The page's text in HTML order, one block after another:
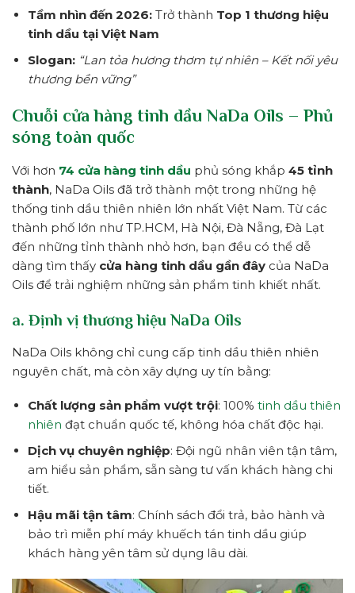
Tầm nhìn đến 2026:Trở thành Top 1 thương hiệu
tinh dầu tại Việt Nam
Slogan: “Lan tỏa hương thơm tự nhiên – Kết nối yêu
thương bền vững”
Chuỗi cửa hàng tinh dầu NaDa Oils – Phủ
sóng toàn quốc
Với hơn 74 cửa hàng tinh dầu phủ sóng khắp 45 tỉnh
thành, NaDa Oils đã trở thành một trong những hệ
thống tinh dầu thiên nhiên lớn nhất Việt Nam. Từ các
thành phố lớn như TP.HCM, Hà Nội, Đà Nẵng, Đà Lạt
đến những tỉnh thành nhỏ hơn, bạn đều có thể dễ
dàng tìm thấy cửa hàng tinh dầu gần đây của NaDa
Oils để trải nghiệm những sản phẩm tinh khiết nhất.
a. Định vị thương hiệu NaDa Oils
NaDa Oils không chỉ cung cấp tinh dầu thiên nhiên
nguyên chất, mà còn xây dựng uy tín bằng:
Chất lượng sản phẩm vượt trội: 100% tinh dầu thiên
nhiên đạt chuẩn quốc tế, không hóa chất độc hại.
Dịch vụ chuyên nghiệp: Đội ngũ nhân viên tận tâm,
am hiểu sản phẩm, sẵn sàng tư vấn khách hàng chi
tiết.
Hậu mãi tận tâm: Chính sách đổi trả, bảo hành và
bảo trì miễn phí máy khuếch tán tinh dầu giúp
khách hàng yên tâm sử dụng lâu dài.